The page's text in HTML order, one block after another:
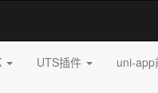
UTS插件 uni-